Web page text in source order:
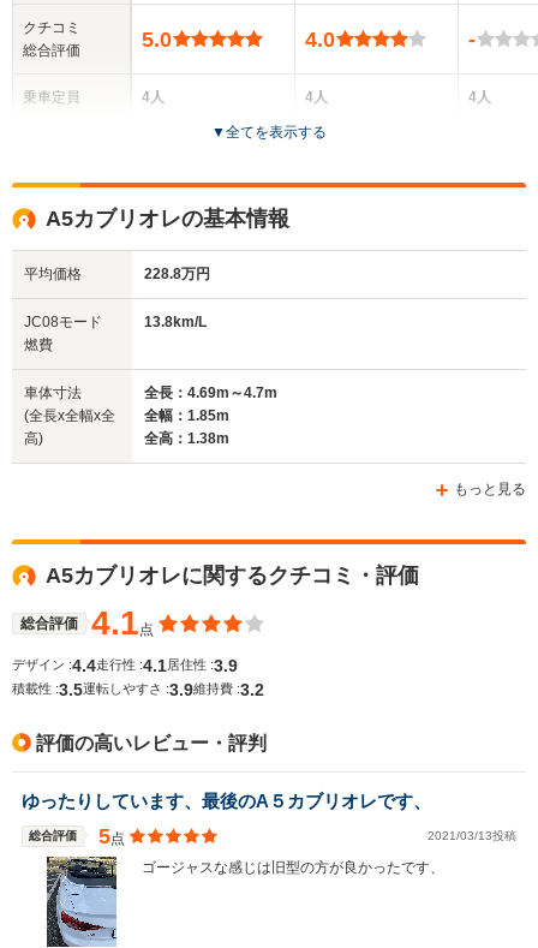
クチコミ
総合評価
乗車定員
サイズ
(全長x全幅x全高)
WLTCモード
燃費
5.0
4人
全高
1.38m
全幅
1.85m
4.0
4人
2ドア
-
4人
▼全てを表示する
A5カブリオレの基本情報
平均価格 228.8万円
JC08モード
燃費
13.8km/L
車体寸法
(全長x全幅x全
高)
全長：4.69m～4.7m
全幅：1.85m
全高：1.38m
もっと見る
A5カブリオレに関するクチコミ・評価
総合評価 4.1点
デザイン :4.4走行性 :4.1 居住性 :3.9
積載性 :3.5運転しやすさ :3.9維持費 :3.2
評価の高いレビュー・評判
ゆったりしています、最後のA５カブリオレです、
総合評価 5点 2021/03/13投稿
ゴージャスな感じは旧型の方が良かったです、